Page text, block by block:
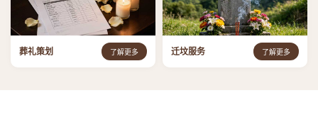
葬礼策划 了解更多 迁坟服务 了解更多